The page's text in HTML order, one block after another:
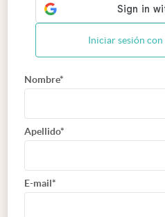
Iniciar sesión con
Nombre*
Apellido*
E-mail*